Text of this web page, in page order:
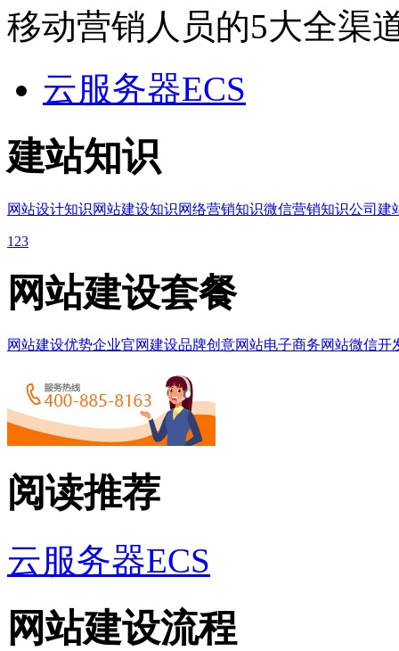
移动营销人员的5大全渠
云服务器ECS
建站知识
网站设计知识网站建设知识网络营销知识微信营销知识公司建
1 23
网站建设套餐
网站建设优势企业官网建设品牌创意网站电子商务网站微信开
阅读推荐
云服务器ECS
网站建设流程